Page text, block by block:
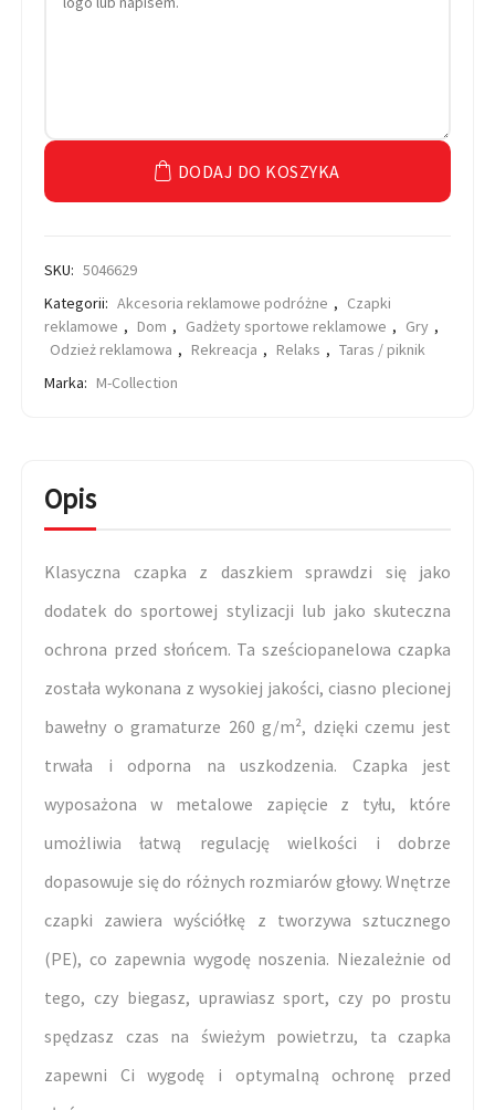
DODAJ DO KOSZYKA
SKU: 5046629
Kategorii: Akcesoria reklamowe podróżne , Czapki
reklamowe , Dom , Gadżety sportowe reklamowe , Gry ,
Odzież reklamowa , Rekreacja , Relaks , Taras / piknik
Marka: M-Collection
Opis
Klasyczna czapka z daszkiem sprawdzi się jako
dodatek do sportowej stylizacji lub jako skuteczna
ochrona przed słońcem. Ta sześciopanelowa czapka
została wykonana z wysokiej jakości, ciasno plecionej
bawełny o gramaturze 260 g/m², dzięki czemu jest
trwała i odporna na uszkodzenia. Czapka jest
wyposażona w metalowe zapięcie z tyłu, które
umożliwia łatwą regulację wielkości i dobrze
dopasowuje się do różnych rozmiarów głowy. Wnętrze
czapki zawiera wyściółkę z tworzywa sztucznego
(PE), co zapewnia wygodę noszenia. Niezależnie od
tego, czy biegasz, uprawiasz sport, czy po prostu
spędzasz czas na świeżym powietrzu, ta czapka
zapewni Ci wygodę i optymalną ochronę przed